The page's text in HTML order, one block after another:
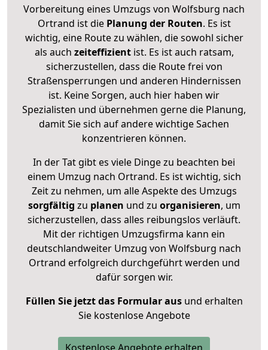
Vorbereitung eines Umzugs von Wolfsburg nach
Ortrand ist diePlanung der Routen. Es ist
wichtig, eine Route zu wählen, die sowohl sicher
als auch zeiteffizientist. Es ist auch ratsam,
sicherzustellen, dass die Route frei von
Straßensperrungen und anderen Hindernissen
ist. Keine Sorgen, auch hier haben wir
Spezialisten und übernehmen gerne die Planung,
damit Sie sich auf andere wichtige Sachen
konzentrieren können.
In der Tat gibt es viele Dinge zu beachten bei
einem Umzug nach Ortrand. Es ist wichtig, sich
Zeit zu nehmen, um alle Aspekte des Umzugs
sorgfältig zu planen und zu organisieren, um
sicherzustellen, dass alles reibungslos verläuft.
Mit der richtigen Umzugsfirma kann ein
deutschlandweiter Umzug von Wolfsburg nach
Ortrand erfolgreich durchgeführt werden und
dafür sorgen wir.
Füllen Sie jetzt das Formular ausund erhalten
Sie kostenlose Angebote